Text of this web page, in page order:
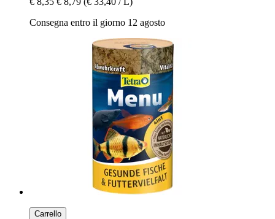
Consegna entro il giorno 12 agosto
Carrello